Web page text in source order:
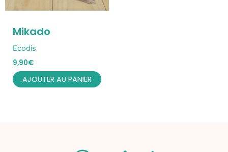
Mikado
Ecodis
9,90€
AJOUTER AU PANIER